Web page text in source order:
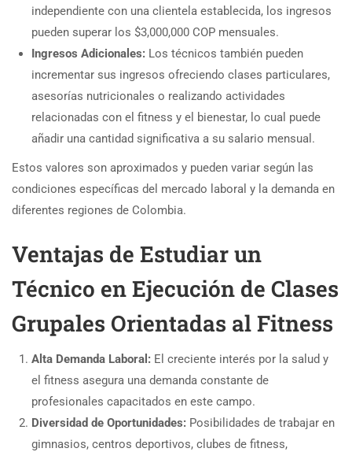
independiente con una clientela establecida, los ingresos
pueden superar los $3,000,000 COP mensuales.
Ingresos Adicionales: Los técnicos también pueden
incrementar sus ingresos ofreciendo clases particulares,
asesorías nutricionales o realizando actividades
relacionadas con el fitness y el bienestar, lo cual puede
añadir una cantidad significativa a su salario mensual.
Estos valores son aproximados y pueden variar según las
condiciones específicas del mercado laboral y la demanda en
diferentes regiones de Colombia.
Ventajas de Estudiar un
Técnico en Ejecución de Clases
Grupales Orientadas al Fitness
Alta Demanda Laboral: El creciente interés por la salud y
el fitness asegura una demanda constante de
profesionales capacitados en este campo.
Diversidad de Oportunidades: Posibilidades de trabajar en
gimnasios, centros deportivos, clubes de fitness,